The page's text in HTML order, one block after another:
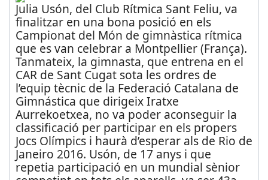
Julia Usón, del Club Rítmica Sant Feliu, va
finalitzar en una bona posició en els
Campionat del Món de gimnàstica rítmica
que es van celebrar a Montpellier (França).
Tanmateix, la gimnasta, que entrena en el
CAR de Sant Cugat sota les ordres de
l’equip tècnic de la Federació Catalana de
Gimnástica que dirigeix Iratxe
Aurrekoetxea, no va poder aconseguir la
classificació per participar en els propers
Jocs Olímpics i haurà d’esperar als de Rio de
Janeiro 2016. Usón, de 17 anys i que
repetia participació en un mundial sènior